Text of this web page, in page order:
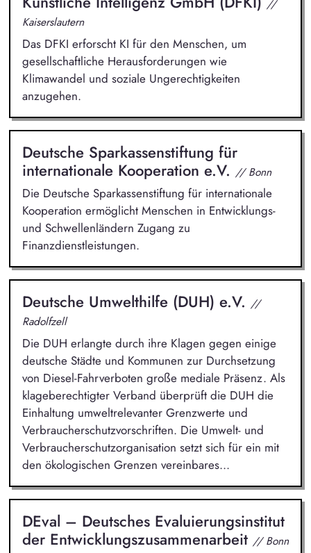
//
Kaiserslautern
Das DFKI erforscht KI für den Menschen, um
gesellschaftliche Herausforderungen wie
Klimawandel und soziale Ungerechtigkeiten
anzugehen.
Deutsche Sparkassenstiftung für
internationale Kooperation e.V. // Bonn
Die Deutsche Sparkassenstiftung für internationale
Kooperation ermöglicht Menschen in Entwicklungs-
und Schwellenländern Zugang zu
Finanzdienstleistungen.
Deutsche Umwelthilfe (DUH) e.V. //
Radolfzell
Die DUH erlangte durch ihre Klagen gegen einige
deutsche Städte und Kommunen zur Durchsetzung
von Diesel-Fahrverboten große mediale Präsenz. Als
klageberechtigter Verband überprüft die DUH die
Einhaltung umweltrelevanter Grenzwerte und
Verbraucherschutzvorschriften. Die Umwelt- und
Verbraucherschutzorganisation setzt sich für ein mit
den ökologischen Grenzen vereinbares...
DEval – Deutsches Evaluierungsinstitut
der Entwicklungszusammenarbeit // Bonn